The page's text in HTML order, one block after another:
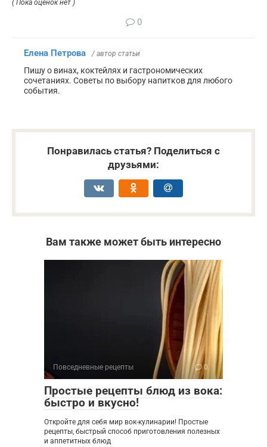
( Пока оценок нет )
0
Елена Петрова / автор статьи
Пишу о винах, коктейлях и гастрономических
сочетаниях. Советы по выбору напитков для любого
события.
Понравилась статья? Поделиться с
друзьями:
Вам также может быть интересно
Повседневные рецепты 0
Простые рецепты блюд из вока:
быстро и вкусно!
Откройте для себя мир вок-кулинарии! Простые
рецепты, быстрый способ приготовления полезных
и аппетитных блюд